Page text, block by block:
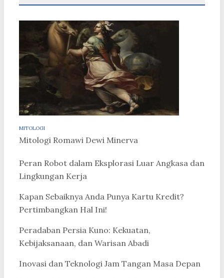
MITOLOGI
Mitologi Romawi Dewi Minerva
Peran Robot dalam Eksplorasi Luar Angkasa dan
Lingkungan Kerja
Kapan Sebaiknya Anda Punya Kartu Kredit?
Pertimbangkan Hal Ini!
Peradaban Persia Kuno: Kekuatan,
Kebijaksanaan, dan Warisan Abadi
Inovasi dan Teknologi Jam Tangan Masa Depan